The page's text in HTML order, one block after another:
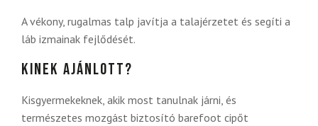
A vékony, rugalmas talp javítja a talajérzetet és segíti a
láb izmainak fejlődését.
Kinek ajánlott?
Kisgyermekeknek, akik most tanulnak járni, és
természetes mozgást biztosító barefoot cipőt